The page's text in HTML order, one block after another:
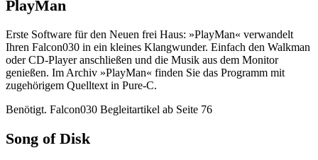
PlayMan
Erste Software für den Neuen frei Haus: »PlayMan« verwandelt
Ihren Falcon030 in ein kleines Klangwunder. Einfach den Walkman
oder CD-Player anschließen und die Musik aus dem Monitor
genießen. Im Archiv »PlayMan« finden Sie das Programm mit
zugehörigem Quelltext in Pure-C.
Benötigt. Falcon030 Begleitartikel ab Seite 76
Song of Disk